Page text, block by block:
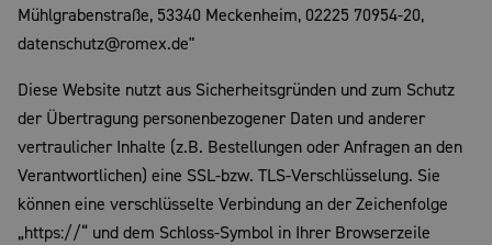
Mühlgrabenstraße, 53340 Meckenheim, 02225 70954-20,
datenschutz@romex.de"
Diese Website nutzt aus Sicherheitsgründen und zum Schutz
der Übertragung personenbezogener Daten und anderer
vertraulicher Inhalte (z.B. Bestellungen oder Anfragen an den
Verantwortlichen) eine SSL-bzw. TLS-Verschlüsselung. Sie
können eine verschlüsselte Verbindung an der Zeichenfolge
„https://“ und dem Schloss-Symbol in Ihrer Browserzeile